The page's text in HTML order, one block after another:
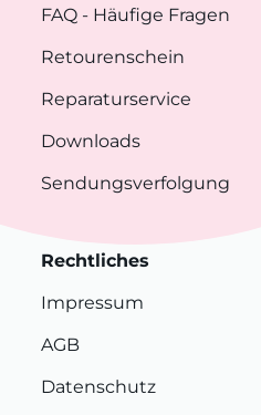
FAQ - Häufige Fragen
Retourenschein
Reparaturservice
Downloads
Sendungsverfolgung
Rechtliches
Impressum
AGB
Datenschutz